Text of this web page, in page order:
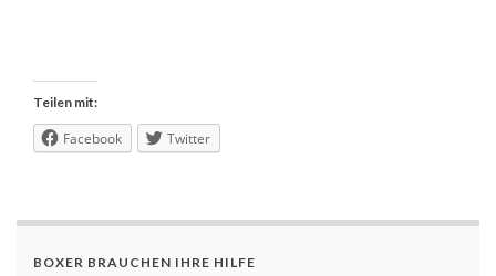
Teilen mit:
Facebook Twitter
BOXER BRAUCHEN IHRE HILFE